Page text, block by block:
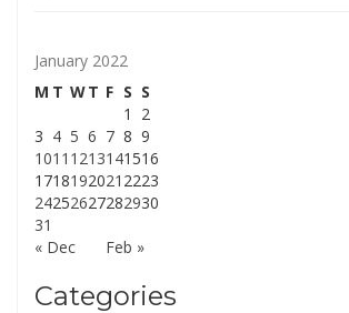
January 2022
M T WT F S S
« Dec Feb »
1
2
3 4 5 6 7 8 9
1011 1213141516
1718192021 2223
24252627282930
31
Categories